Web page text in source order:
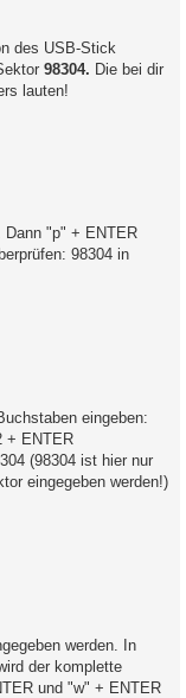
des USB-Stick
98304. Die bei dir
lauten!
"p" + ENTER
98304 in
eingeben:
+ ENTER
(98304 ist hier nur
eingegeben werden!)
werden. In
der komplette
und "w" + ENTER